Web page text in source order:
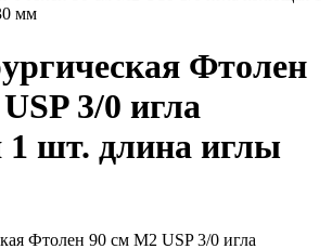
мм
Фтолен
3/0 игла
шт. длина иглы